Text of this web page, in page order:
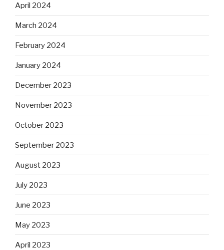
April 2024
March 2024
February 2024
January 2024
December 2023
November 2023
October 2023
September 2023
August 2023
July 2023
June 2023
May 2023
April 2023